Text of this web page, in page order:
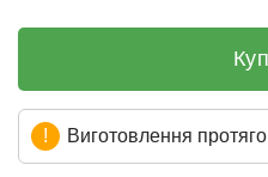
Виготовлення